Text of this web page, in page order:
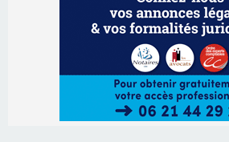
Ucciani – Marché des
Corte – L’association A
projection sous les étoiles